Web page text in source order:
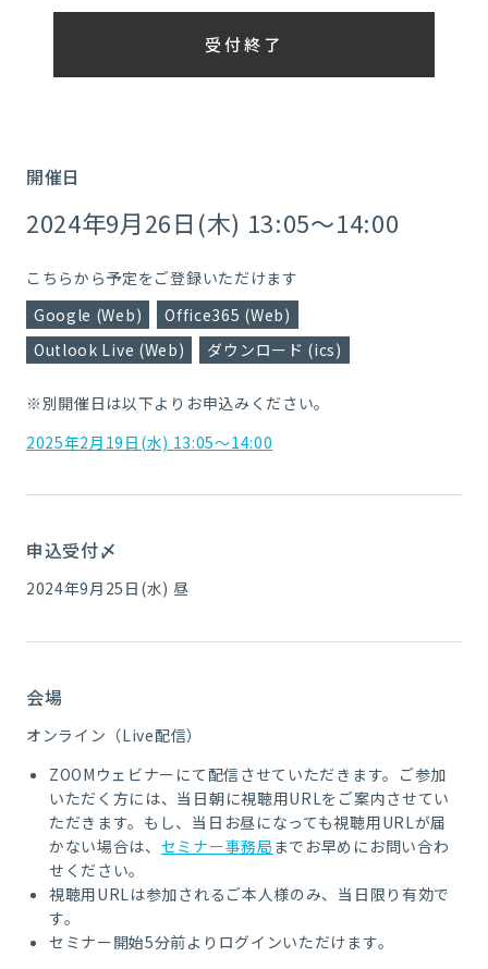
受付終了
開催日
2024年9月26日(木) 13:05～14:00
こちらから予定をご登録いただけます
Google (Web)
Office365 (Web)
Outlook Live (Web)
ダウンロード (ics)
※別開催日は以下よりお申込みください。
2025年2月19日(水) 13:05～14:00
申込受付〆
2024年9月25日(水) 昼
会場
オンライン（Live配信）
ZOOMウェビナーにて配信させていただきます。ご参加
いただく方には、当日朝に視聴用URLをご案内させてい
ただきます。もし、当日お昼になっても視聴用URLが届
かない場合は、 セミナー事務局 までお早めにお問い合わ
せください。
視聴用URLは参加されるご本人様のみ、当日限り有効で
す。
セミナー開始5分前よりログインいただけます。